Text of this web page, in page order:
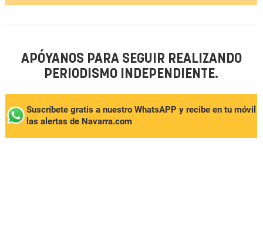
APÓYANOS PARA SEGUIR REALIZANDO
PERIODISMO INDEPENDIENTE.
Suscríbete gratis a nuestro WhatsAPP y recibe en tu móvil
las alertas de Navarra.com